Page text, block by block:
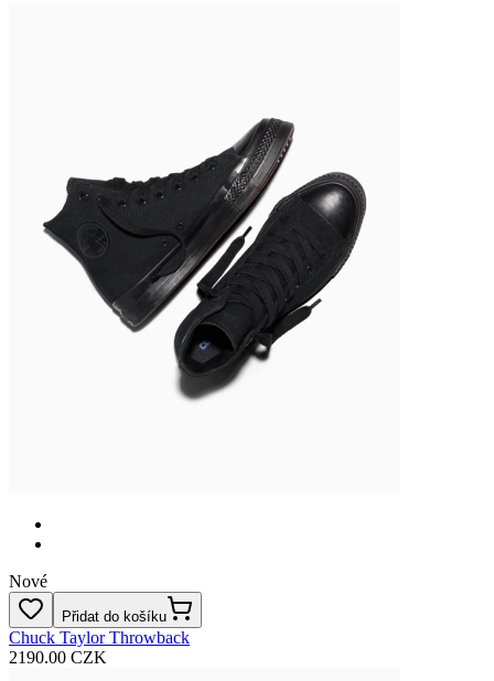
Nové
Přidat do košíku
Chuck Taylor Throwback
2190.00 CZK